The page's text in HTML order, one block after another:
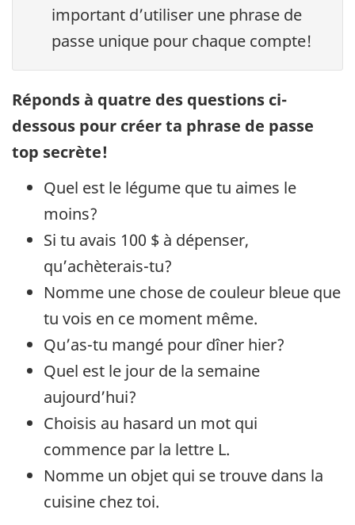
important d’utiliser une phrase de
passe unique pour chaque compte!
Réponds à quatre des questions ci-
dessous pour créer ta phrase de passe
top secrète!
Quel est le légume que tu aimes le
moins?
Si tu avais 100 $ à dépenser,
qu’achèterais-tu?
Nomme une chose de couleur bleue que
tu vois en ce moment même.
Qu’as-tu mangé pour dîner hier?
Quel est le jour de la semaine
aujourd’hui?
Choisis au hasard un mot qui
commence par la lettre L.
Nomme un objet qui se trouve dans la
cuisine chez toi.